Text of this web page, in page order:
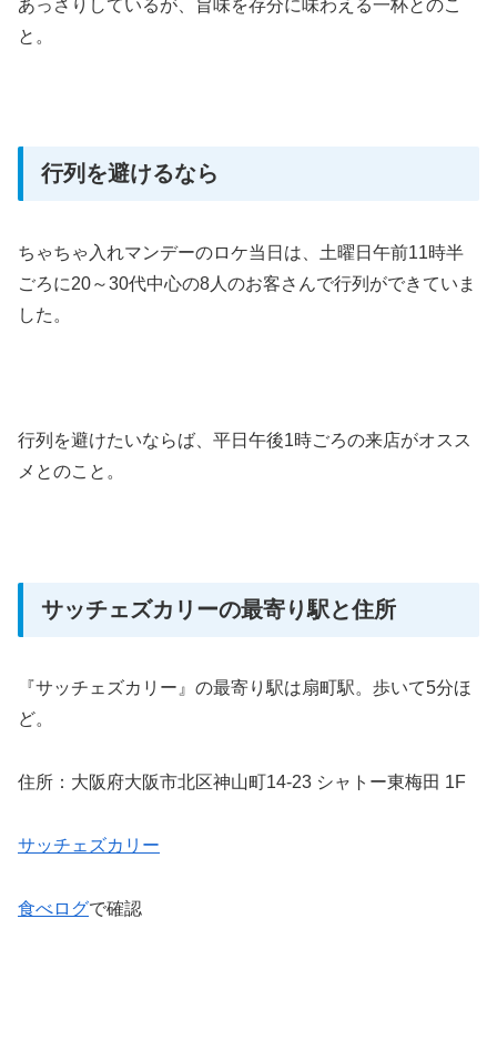
あっさりしているが、旨味を存分に味わえる一杯とのこ
と。
行列を避けるなら
ちゃちゃ入れマンデーのロケ当日は、土曜日午前11時半
ごろに20～30代中心の8人のお客さんで行列ができていま
した。
行列を避けたいならば、平日午後1時ごろの来店がオスス
メとのこと。
サッチェズカリーの最寄り駅と住所
『サッチェズカリー』の最寄り駅は扇町駅。歩いて5分ほ
ど。
住所：大阪府大阪市北区神山町14-23 シャトー東梅田 1F
サッチェズカリー
食べログで確認